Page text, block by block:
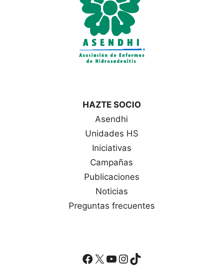
HAZTE SOCIO
Asendhi
Unidades HS
Iniciativas
Campañas
Publicaciones
Noticias
Preguntas frecuentes
Facebook
X YouTube
Instagram
TikTok